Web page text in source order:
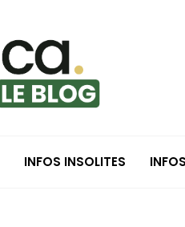
INFOS INSOLITES